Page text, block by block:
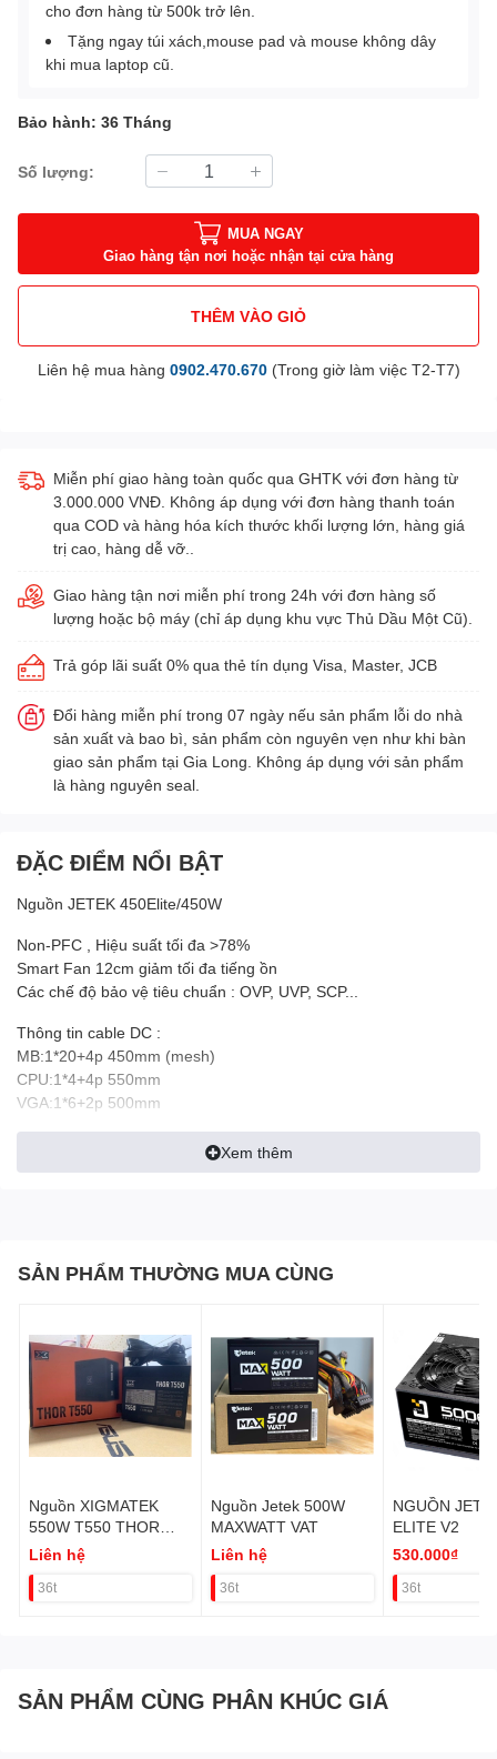
cho đơn hàng từ 500k trở lên.
Tặng ngay túi xách,mouse pad và mouse không dây
khi mua laptop cũ.
Bảo hành: 36 Tháng
Số lượng:
MUA NGAY
Giao hàng tận nơi hoặc nhận tại cửa hàng
THÊM VÀO GIỎ
Liên hệ mua hàng 0902.470.670(Trong giờ làm việc T2-T7)
Miễn phí giao hàng toàn quốc qua GHTK với đơn hàng từ
3.000.000 VNĐ. Không áp dụng với đơn hàng thanh toán
qua COD và hàng hóa kích thước khối lượng lớn, hàng giá
trị cao, hàng dễ vỡ..
Giao hàng tận nơi miễn phí trong 24h với đơn hàng số
lượng hoặc bộ máy (chỉ áp dụng khu vực Thủ Dầu Một Cũ).
Trả góp lãi suất 0% qua thẻ tín dụng Visa, Master, JCB
Đổi hàng miễn phí trong 07 ngày nếu sản phẩm lỗi do nhà
sản xuất và bao bì, sản phẩm còn nguyên vẹn như khi bàn
giao sản phẩm tại Gia Long. Không áp dụng với sản phẩm
là hàng nguyên seal.
ĐẶC ĐIỂM NỔI BẬT
Nguồn JETEK 450Elite/450W
Non-PFC , Hiệu suất tối đa >78%
Smart Fan 12cm giảm tối đa tiếng ồn
Các chế độ bảo vệ tiêu chuẩn : OVP, UVP, SCP...
Thông tin cable DC :
MB:1*20+4p 450mm (mesh)
CPU:1*4+4p 550mm
VGA:1*6+2p 500mm
Xem thêm
SẢN PHẨM THƯỜNG MUA CÙNG
Nguồn XIGMATEK
550W T550 THOR
PLUS 80 VAT
Liên hệ
36t
Nguồn Jetek 500W
MAXWATT VAT
Liên hệ
36t
NGUỒN JETEK
ELITE V2
530.000₫
36t
SẢN PHẨM CÙNG PHÂN KHÚC GIÁ